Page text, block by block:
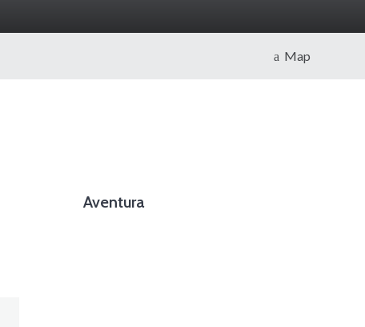
Map
Aventura